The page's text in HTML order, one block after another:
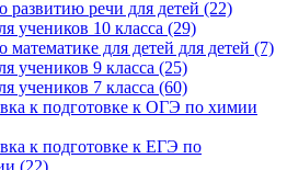
развитию речи для детей (22)
учеников 10 класса (29)
математике для детей для детей (7)
учеников 9 класса (25)
учеников 7 класса (60)
к подготовке к ОГЭ по химии
к подготовке к ЕГЭ по